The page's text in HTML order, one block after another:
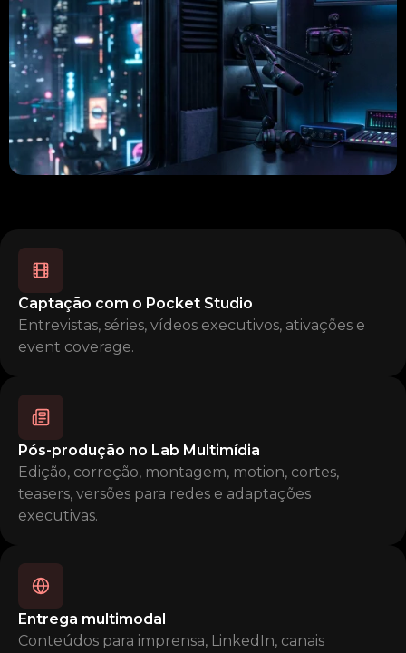
Captação com o Pocket Studio
Entrevistas, séries, vídeos executivos, ativações e
event coverage.
Pós-produção no Lab Multimídia
Edição, correção, montagem, motion, cortes,
teasers, versões para redes e adaptações
executivas.
Entrega multimodal
Conteúdos para imprensa, LinkedIn, canais